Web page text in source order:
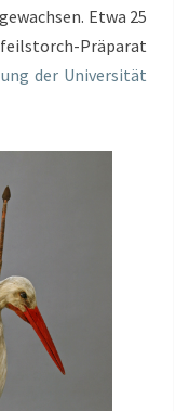
Etwa 25
Präparat
der Universität